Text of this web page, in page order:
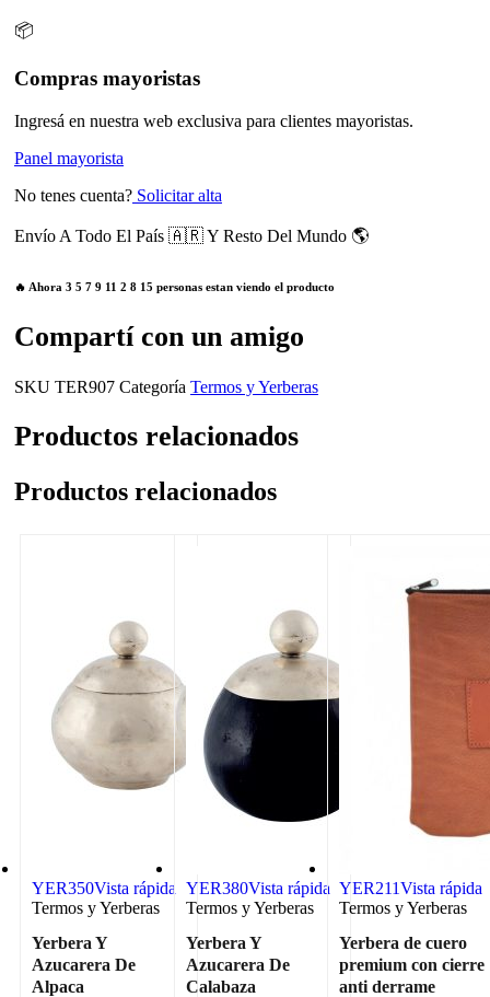
📦
Compras mayoristas
Ingresá en nuestra web exclusiva para clientes mayoristas.
Panel mayorista
No tenes cuenta? Solicitar alta
Envío A Todo El País 🇦🇷 Y Resto Del Mundo 🌎
🔥 Ahora 3 5 7 9 11 2 8 15 personas estan viendo el producto
Compartí con un amigo
SKU TER907 Categoría Termos y Yerberas
Productos relacionados
Productos relacionados
YER350Vista rápida
Termos y Yerberas
Yerbera Y
Azucarera De
Alpaca
YER380Vista rápida
Termos y Yerberas
Yerbera Y
Azucarera De
Calabaza
YER211Vista rápida
Termos y Yerberas
Yerbera de cuero
premium con cierre
anti derrame